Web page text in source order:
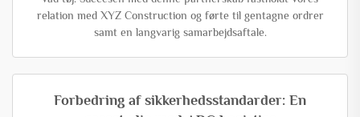
relation med XYZ Construction og førte til gentagne ordrer
samt en langvarig samarbejdsaftale.
Forbedring af sikkerhedsstandarder: En